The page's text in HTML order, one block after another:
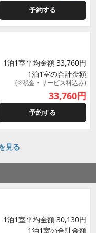
予約する
1泊1室平均金額 33,760円
1泊1室の合計金額
(※税金・サービス料込み)
33,760円
予約する
見る
1泊1室平均金額 30,130円
1泊1室の合計金額